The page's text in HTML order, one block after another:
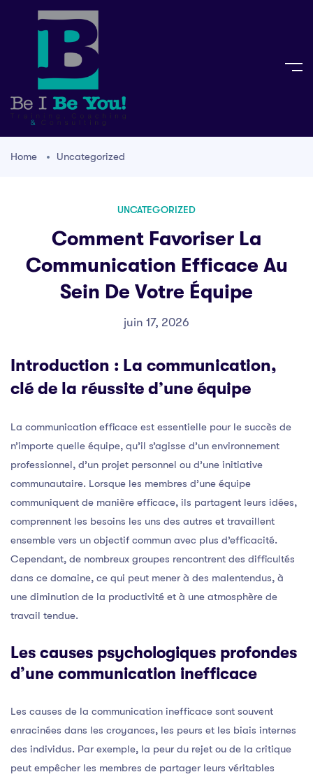
Home Uncategorized
UNCATEGORIZED
Comment Favoriser La
Communication Efficace Au
Sein De Votre Équipe
juin 17, 2026
Introduction : La communication,
clé de la réussite d’une équipe
La communication efficace est essentielle pour le succès de
n’importe quelle équipe, qu’il s’agisse d’un environnement
professionnel, d’un projet personnel ou d’une initiative
communautaire. Lorsque les membres d’une équipe
communiquent de manière efficace, ils partagent leurs idées,
comprennent les besoins les uns des autres et travaillent
ensemble vers un objectif commun avec plus d’efficacité.
Cependant, de nombreux groupes rencontrent des difficultés
dans ce domaine, ce qui peut mener à des malentendus, à
une diminution de la productivité et à une atmosphère de
travail tendue.
Les causes psychologiques profondes
d’une communication inefficace
Les causes de la communication inefficace sont souvent
enracinées dans les croyances, les peurs et les biais internes
des individus. Par exemple, la peur du rejet ou de la critique
peut empêcher les membres de partager leurs véritables